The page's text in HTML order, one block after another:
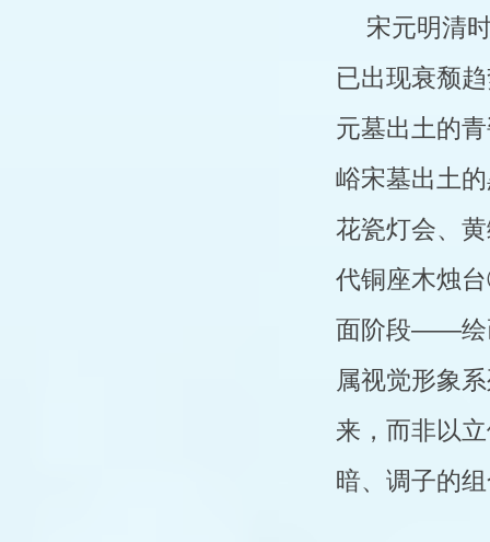
宋元明清
已出现衰颓
元墓出土的
峪宋墓出土
花瓷灯会、
代铜座木烛
面阶段——绘
属视觉形象
来，而非以
暗、调子的